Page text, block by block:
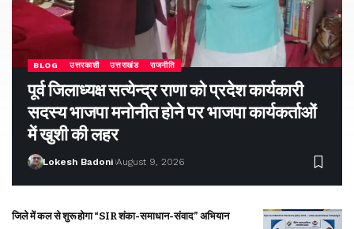
BLOG उत्तरकाशी उत्तराखंड राजनीति
पूर्व जिलाध्यक्ष सत्येन्द्र राणा को प्रदेश कार्यकारी
सदस्य भाजपा मनोनीत होने पर भाजपा कार्यकर्ताओं
में खुशी की लहर
Lokesh Badoni August 9, 2026
जिले में कल से शुरू होगा “SIR शंका-समाधान-संवाद” अभियान